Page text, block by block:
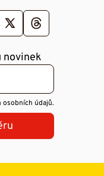
novinek
údajů.